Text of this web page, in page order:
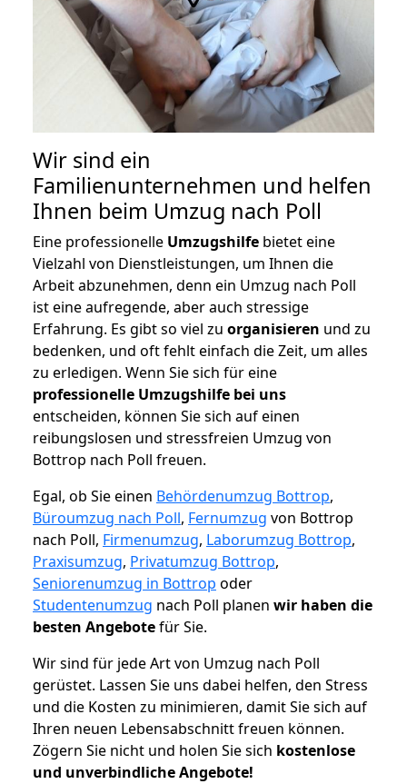
Wir sind ein
Familienunternehmen und helfen
Ihnen beim Umzug nach Poll
Eine professionelle Umzugshilfe bietet eine
Vielzahl von Dienstleistungen, um Ihnen die
Arbeit abzunehmen, denn ein Umzug nach Poll
ist eine aufregende, aber auch stressige
Erfahrung. Es gibt so viel zu organisieren und zu
bedenken, und oft fehlt einfach die Zeit, um alles
zu erledigen. Wenn Sie sich für eine
professionelle Umzugshilfe bei uns
entscheiden, können Sie sich auf einen
reibungslosen und stressfreien Umzug von
Bottrop nach Poll freuen.
Egal, ob Sie einen Behördenumzug Bottrop,
Büroumzug nach Poll, Fernumzug von Bottrop
nach Poll, Firmenumzug, Laborumzug Bottrop,
Praxisumzug, Privatumzug Bottrop,
Seniorenumzug in Bottrop oder
Studentenumzug nach Poll planen wir haben die
besten Angebotefür Sie.
Wir sind für jede Art von Umzug nach Poll
gerüstet. Lassen Sie uns dabei helfen, den Stress
und die Kosten zu minimieren, damit Sie sich auf
Ihren neuen Lebensabschnitt freuen können.
Zögern Sie nicht und holen Sie sich kostenlose
und unverbindliche Angebote!